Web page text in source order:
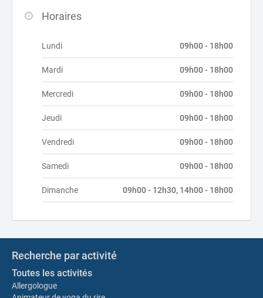
Horaires
Lundi 09h00 - 18h00
Mardi 09h00 - 18h00
Mercredi 09h00 - 18h00
Jeudi 09h00 - 18h00
Vendredi 09h00 - 18h00
Samedi 09h00 - 18h00
Dimanche 09h00 - 12h30, 14h00 - 18h00
Recherche par activité
Toutes les activités
Allergologue